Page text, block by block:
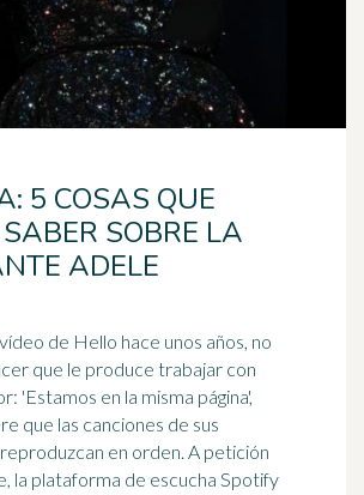
5 COSAS QUE
SOBRE LA
ADELE
de Hello hace unos años, no
que le produce trabajar con
'Estamos en la misma página',
en orden. A petición
la plataforma de escucha Spotify